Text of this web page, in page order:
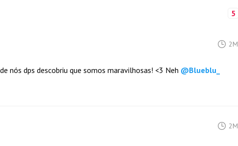
5
2M
nós dps descobriu que somos maravilhosas! <3 Neh @Blueblu_
2M